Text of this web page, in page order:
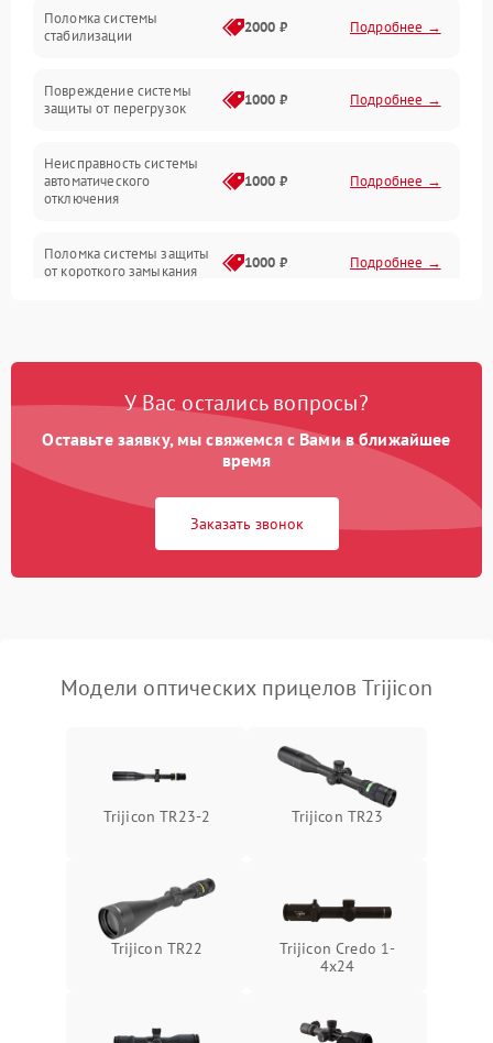
Электропитание
Механика
Корпус/Герметичность
Поломка системы
стабилизации
2000 ₽ Подробнее →
Повреждение системы
защиты от перегрузок
1000 ₽ Подробнее →
Неисправность системы
автоматического
отключения
1000 ₽ Подробнее →
Поломка системы защиты
от короткого замыкания
1000 ₽ Подробнее →
Неисправность системы
перенапряжения
1000 ₽ Подробнее →
Неисправность системы
защиты от замыкания
1000 ₽
защиты от перегрева
У Вас остались вопросы?
Оставьте заявку, мы свяжемся с Вами в ближайшее
время
Заказать звонок
Модели оптических прицелов Trijicon
Trijicon TR23-2 Trijicon TR23
Trijicon TR22
Trijicon Credo 1-
4x24